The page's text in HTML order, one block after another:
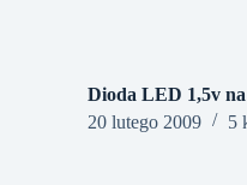
Dioda LED 1,5v
20 lutego 2009
5